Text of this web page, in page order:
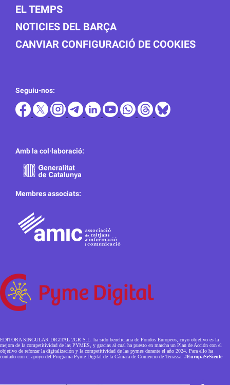
EL TEMPS
NOTICIES DEL BARÇA
CANVIAR CONFIGURACIÓ DE COOKIES
Seguiu-nos:
Amb la col·laboració:
Membres associats:
EDITORA SINGULAR DIGITAL 2GR S.L. ha sido beneficiaria de Fondos Europeos, cuyo objetivo es la
mejora de la competitividad de las PYMES, y gracias al cual ha puesto en marcha un Plan de Acción con el
objetivo de reforzar la digitalización y la competitividad de las pymes durante el año 2024. Para ello ha
contado con el apoyo del Programa Pyme Digital de la Cámara de Comercio de Terrassa. #EuropaSeSiente